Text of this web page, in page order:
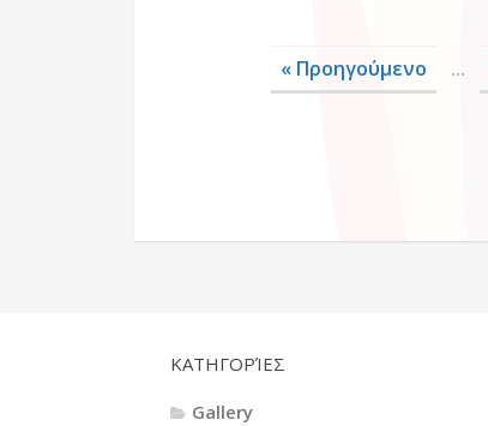
« Προηγούμενο ...
KΑΤΗΓΟΡΊΕΣ
Gallery